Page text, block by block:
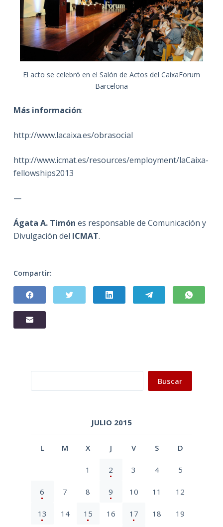
El acto se celebró en el Salón de Actos del CaixaForum
Barcelona
Más información:
http://www.lacaixa.es/obrasocial
http://www.icmat.es/resources/employment/laCaixa-
fellowships2013
—
Ágata A. Timón es responsable de Comunicación y
Divulgación del ICMAT.
Compartir:
Buscar
JULIO 2015
L M X J V S D
1 2 3 4 5
6 7 8 9 10 11 12
13 14 15 16 17 18 19